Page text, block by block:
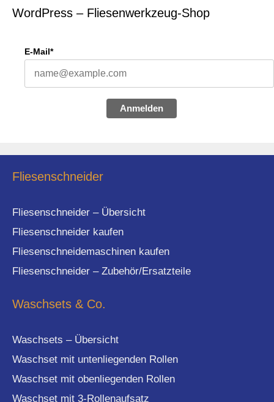
WordPress – Fliesenwerkzeug-Shop
E-Mail*
Anmelden
Fliesenschneider
Fliesenschneider – Übersicht
Fliesenschneider kaufen
Fliesenschneidemaschinen kaufen
Fliesenschneider – Zubehör/Ersatzteile
Waschsets & Co.
Waschsets – Übersicht
Waschset mit untenliegenden Rollen
Waschset mit obenliegenden Rollen
Waschset mit 3-Rollenaufsatz